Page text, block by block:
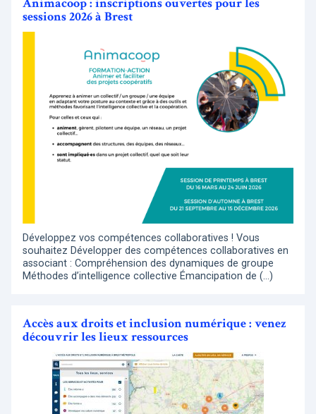
Animacoop : inscriptions ouvertes pour les
sessions 2026 à Brest
Développez vos compétences collaboratives ! Vous
souhaitez Développer des compétences collaboratives en
associant : Compréhension des dynamiques de groupe
Méthodes d’intelligence collective Émancipation de (…)
Accès aux droits et inclusion numérique : venez
découvrir les lieux ressources